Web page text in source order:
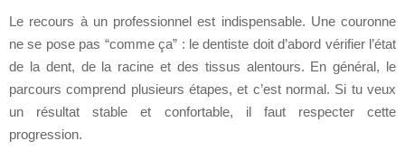
Le recours à un professionnel est indispensable. Une couronne
ne se pose pas “comme ça” : le dentiste doit d’abord vérifier l’état
de la dent, de la racine et des tissus alentours. En général, le
parcours comprend plusieurs étapes, et c’est normal. Si tu veux
un résultat stable et confortable, il faut respecter cette
progression.